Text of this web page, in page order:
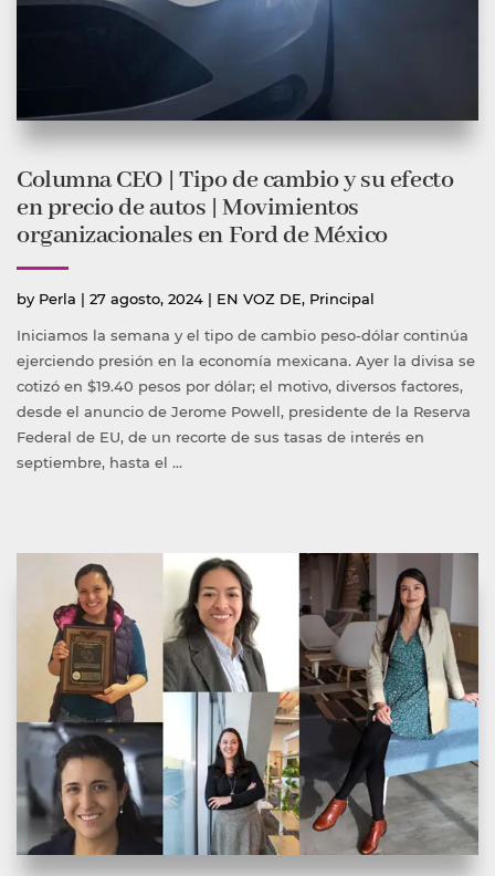
Columna CEO | Tipo de cambio y su efecto
en precio de autos | Movimientos
organizacionales en Ford de México
by Publicado
Perla | 27 agosto, 2024 | Publicada
EN VOZ DE, Principal
Iniciamos la semana y el tipo de cambio peso-dólar continúa
ejerciendo presión en la economía mexicana. Ayer la divisa se
cotizó en $19.40 pesos por dólar; el motivo, diversos factores,
desde el anuncio de Jerome Powell, presidente de la Reserva
Federal de EU, de un recorte de sus tasas de interés en
septiembre, hasta el …